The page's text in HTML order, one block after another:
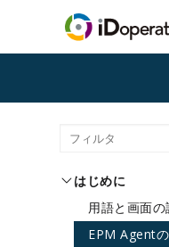
はじめに
用語と画面の
EPM Agent